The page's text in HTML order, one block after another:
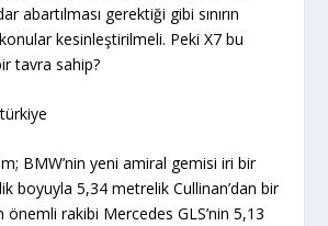
abartılması gerektiği gibi sınırın
kesinleştirilmeli. Peki X7 bu
tavra sahip?
BMW’nin yeni amiral gemisi iri bir
boyuyla 5,34 metrelik Cullinan’dan bir
önemli rakibi Mercedes GLS’nin 5,13